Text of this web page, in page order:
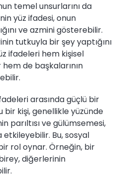
temel unsurlarını da
yüz ifadesi, onun
ve azmini gösterebilir.
tutkuyla bir şey yaptığını
ifadeleri hem kişisel
de başkalarının
arasında güçlü bir
bir kişi, genellikle yüzünde
parıltısı ve gülümsemesi,
etkileyebilir. Bu, sosyal
rol oynar. Örneğin, bir
diğerlerinin